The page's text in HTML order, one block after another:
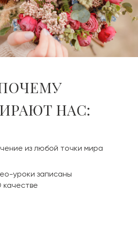
НАС:
из любой точки мира
уроки записаны
качестве